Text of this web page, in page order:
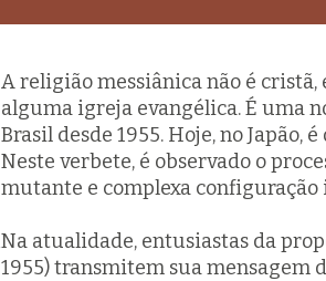
A religião messiânica não é
alguma igreja evangélica. É uma
Brasil desde 1955. Hoje, no Japão,
Neste verbete, é observado o
mutante e complexa
Na atualidade, entusiastas da
1955) transmitem sua mensagem